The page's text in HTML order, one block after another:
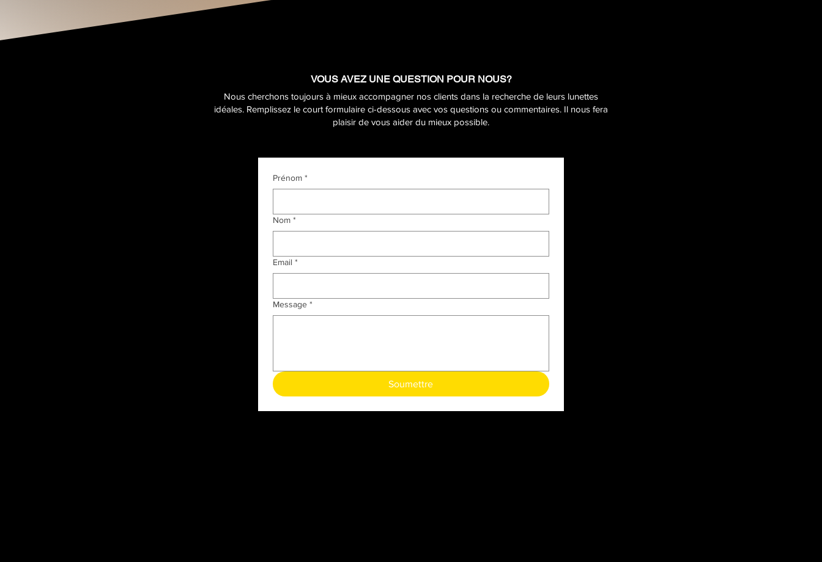
VOUS AVEZ UNE QUESTION POUR NOUS?
Nous cherchons toujours à mieux accompagner nos clients dans la recherche de leurs lunettes
idéales. Remplissez le court formulaire ci-dessous avec vos questions ou commentaires. Il nous fera
plaisir de vous aider du mieux possible.
Prénom *
Nom *
Email *
Message *
Soumettre